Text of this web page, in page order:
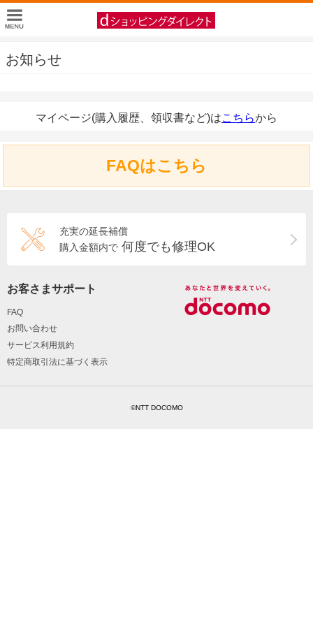
お知らせ
マイページ(購入履歴、領収書など)はこちらから
FAQはこちら
充実の延長補償
購入金額内で 何度でも修理OK
お客さまサポート
FAQ
お問い合わせ
サービス利用規約
特定商取引法に基づく表示
©NTT DOCOMO